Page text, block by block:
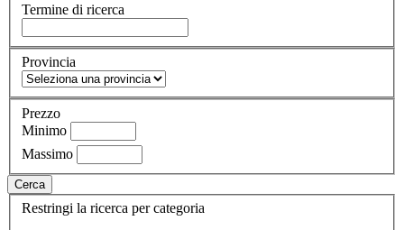
Termine di ricerca
Provincia
Prezzo
Minimo
Massimo
Cerca
Restringi la ricerca per categoria